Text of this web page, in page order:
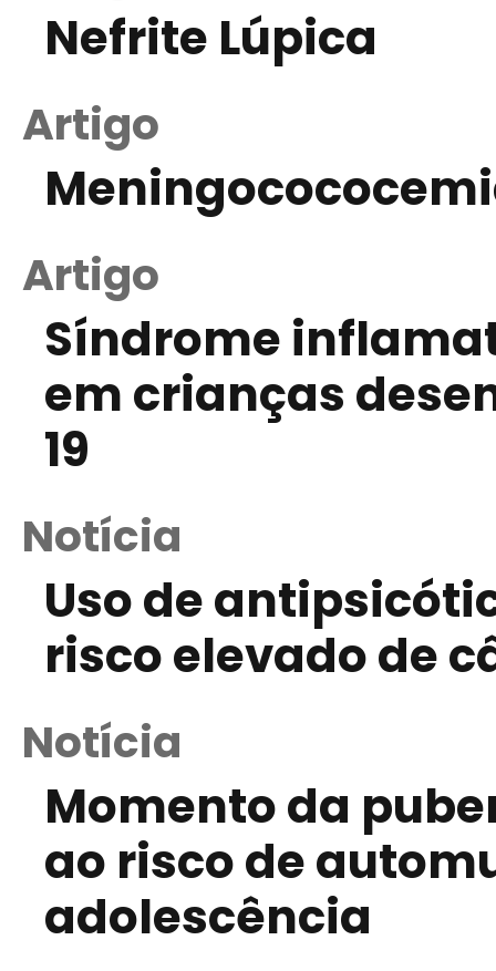
Nefrite Lúpica
Artigo
Artigo
Síndrome
em crianças
19
Notícia
Uso de
risco elevado de
Notícia
Momento da
ao risco de
adolescência